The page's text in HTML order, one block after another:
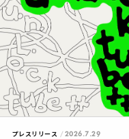
プレスリリース 2026.7.29